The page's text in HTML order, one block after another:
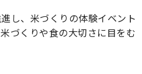
し、米づくりの体験イベント
づくりや食の大切さに目をむ